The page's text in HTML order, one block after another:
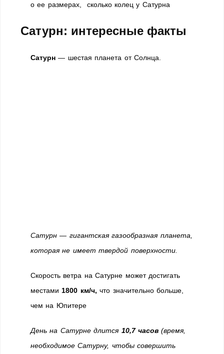
о ее размерах, сколько колец у Сатурна
Сатурн: интересные факты
Сатурн — шестая планета от Солнца.
Сатурн — гигантская газообразная планета,
которая не имеет твердой поверхности.
Скорость ветра на Сатурне может достигать
местами 1800 км/ч, что значительно больше,
чем на Юпитере
День на Сатурне длится 10,7 часов (время,
необходимое Сатурну, чтобы совершить